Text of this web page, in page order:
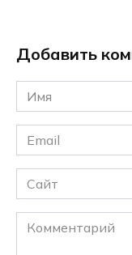
Добавить
Имя
*
Email
*
Сайт
Комментарий